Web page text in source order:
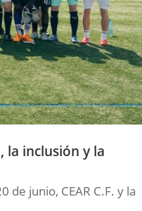
la inclusión y la
de junio, CEAR C.F. y la